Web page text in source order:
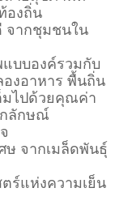
องถิ่น
ากชุมชนใน
บบองค์รวมกับ
งอาหาร พื้นถิ่น
มไปด้วยคุณค่า
กลักษณ์
ษ จากเมล็ดพันธุ์
ร์แห่งความเย็น